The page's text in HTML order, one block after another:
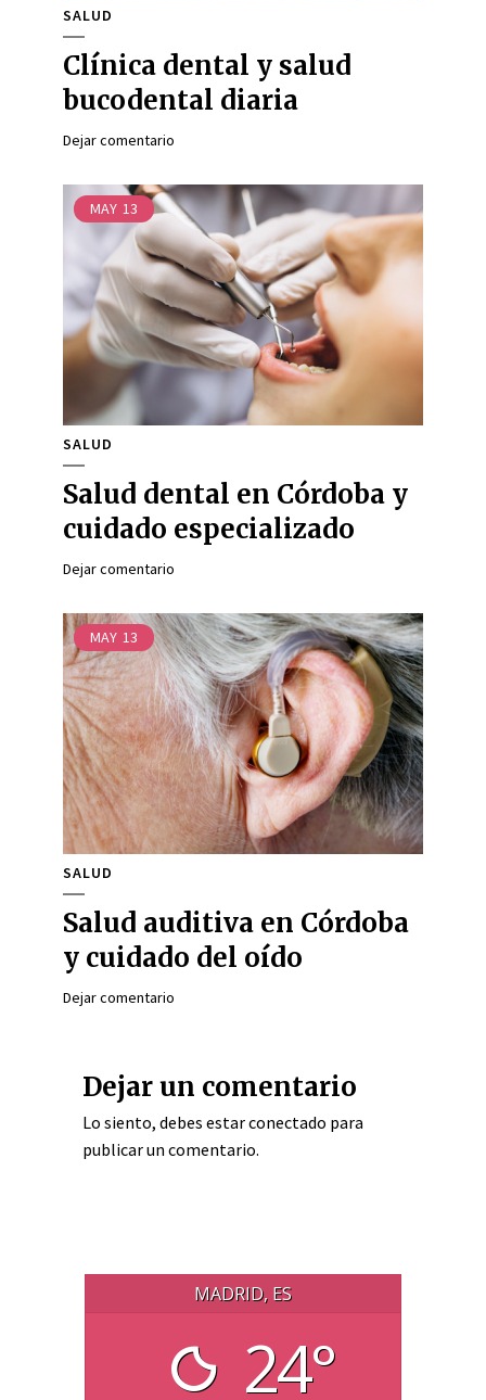
SALUD
Clínica dental y salud
bucodental diaria
Dejar comentario
MAY 13
SALUD
Salud dental en Córdoba y
cuidado especializado
Dejar comentario
MAY 13
SALUD
Salud auditiva en Córdoba
y cuidado del oído
Dejar comentario
Dejar un comentario
Lo siento, debes estarconectado para
publicar un comentario.
MADRID, ES
24°